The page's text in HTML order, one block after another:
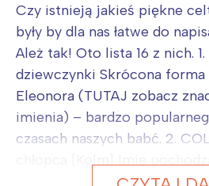
Czy istnieją jakieś piękne
były by dla nas łatwe do
Ależ tak! Oto lista 16 z nich.
dziewczynki Skrócona
Eleonora (TUTAJ zobacz
imienia) – bardzo
czasach naszych babć. 2.